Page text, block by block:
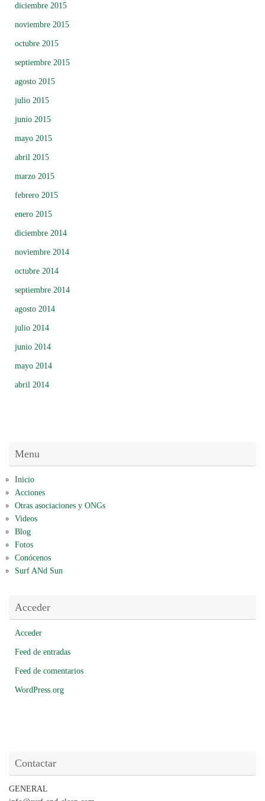
diciembre 2015
noviembre 2015
octubre 2015
septiembre 2015
agosto 2015
julio 2015
junio 2015
mayo 2015
abril 2015
marzo 2015
febrero 2015
enero 2015
diciembre 2014
noviembre 2014
octubre 2014
septiembre 2014
agosto 2014
julio 2014
junio 2014
mayo 2014
abril 2014
Menu
Inicio
Acciones
Otras asociaciones y ONGs
Videos
Blog
Fotos
Conócenos
Surf ANd Sun
Acceder
Acceder
Feed de entradas
Feed de comentarios
WordPress.org
Contactar
GENERAL